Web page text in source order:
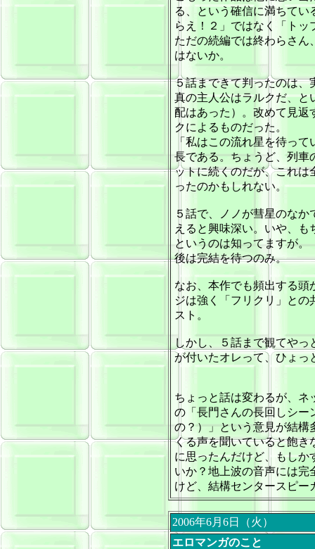
る、という確信に満ちて
らえ！２」ではなく「ト
ただの続編では終わらさん
はないか。
５話まできて判ったのは、
真の主人公はラルクだ、と
配はあった）。改めて見返
クによるものだった。
「私はこの流れ星を待っ
長である。ちょうど、列車
ットに続くのだが、これは
ったのかもしれない。
５話で、ノノが彗星のな
えると興味深い。いや、
というのは知ってますが。
後は完結を待つのみ。
なお、本作でも頻出する頭
ジは強く「フリクリ」と
スト。
しかし、５話まで観てや
が付いたオレって、ひょっ
ちょっと話は変わるが、ネ
の「長門さんの長回しシー
の？）」という意見が結構
くる声を聞いていると飽き
に思ったんだけど、もしか
いか？地上波の音声には完
けど、結構センタースピー
2006年6月6日（火）
エロマンガのこと